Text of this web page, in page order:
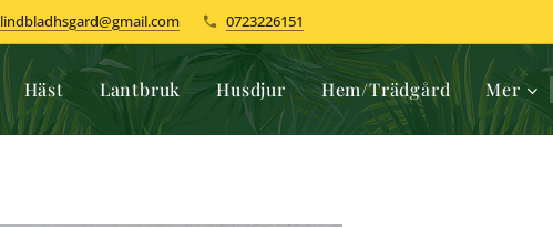
lindbladhsgard@gmail.com 0723226151
Häst Lantbruk Husdjur Hem/Trädgård Mer